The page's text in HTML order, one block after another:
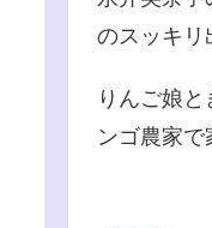
のスッキリ
りんご娘
ンゴ農家で